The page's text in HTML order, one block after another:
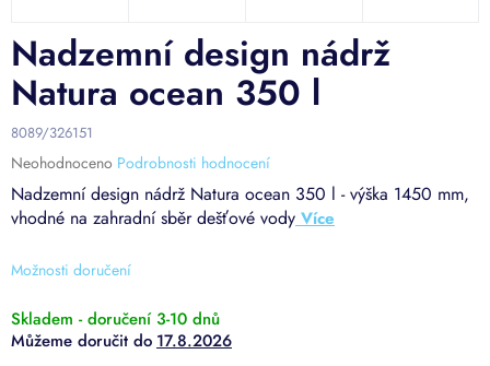
Možnosti doručení
Nadzemní design nádrž Natura ocean 350 l - výška 1450 mm,
vhodné na zahradní sběr dešťové vody
Nadzemní design nádrž
Natura ocean 350 l
8089/326151
Průměrné
hodnocení
produktu
je
z
hvězdiček.
Neohodnoceno Podrobnosti hodnocení
Skladem - doručení 3-10 dnů
17.8.2026